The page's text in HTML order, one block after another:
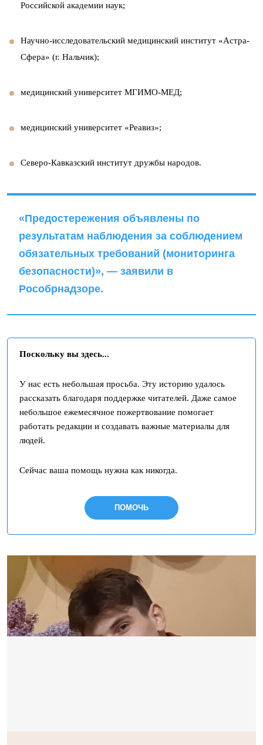
Российской академии наук;
Научно-исследовательский медицинский институт «Астра-
Сфера» (г. Нальчик);
медицинский университет МГИМО-МЕД;
медицинский университет «Реавиз»;
Северо-Кавказский институт дружбы народов.
«Предостережения объявлены по
результатам наблюдения за соблюдением
обязательных требований (мониторинга
безопасности)», — заявили в
Рособрнадзоре.
Поскольку вы здесь...
У нас есть небольшая просьба. Эту историю удалось
рассказать благодаря поддержке читателей. Даже самое
небольшое ежемесячное пожертвование помогает
работать редакции и создавать важные материалы для
людей.
Сейчас ваша помощь нужна как никогда.
ПОМОЧЬ